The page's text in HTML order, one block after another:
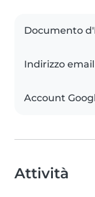
Documento
Indirizzo email
Account
Attività